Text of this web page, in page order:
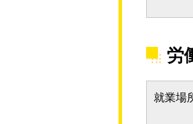
労
就業場